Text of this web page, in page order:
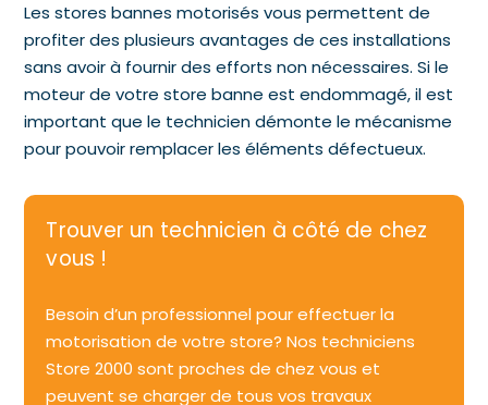
Les stores bannes motorisés vous permettent de
profiter des plusieurs avantages de ces installations
sans avoir à fournir des efforts non nécessaires. Si le
moteur de votre store banne est endommagé, il est
important que le technicien démonte le mécanisme
pour pouvoir remplacer les éléments défectueux.
Trouver un technicien à côté de chez
vous !
Besoin d’un professionnel pour effectuer la
motorisation de votre store? Nos techniciens
Store 2000 sont proches de chez vous et
peuvent se charger de tous vos travaux